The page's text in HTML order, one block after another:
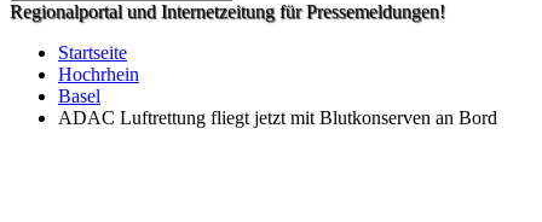
Regionalportal und Internetzeitung für Pressemeldungen!
Startseite
Hochrhein
Basel
ADAC Luftrettung fliegt jetzt mit Blutkonserven an Bord